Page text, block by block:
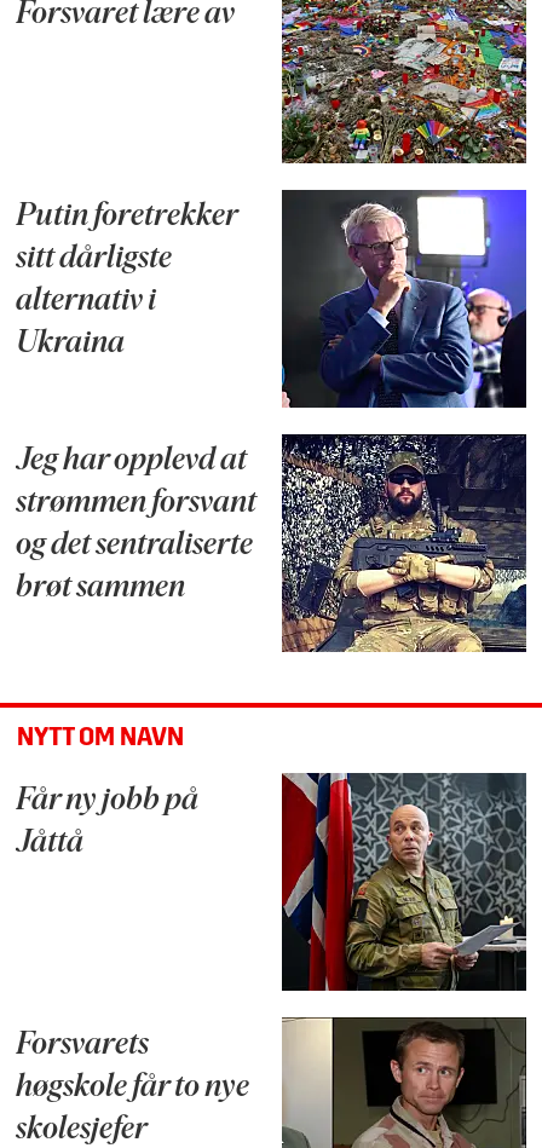
Forsvaret lære av
Putin foretrekker
sitt dårligste
alternativ i
Ukraina
Jeg har opplevd at
strømmen forsvant
og det sentraliserte
brøt sammen
NYTT OM NAVN
Får ny jobb på
Jåttå
Forsvarets
høgskole får to nye
skolesjefer